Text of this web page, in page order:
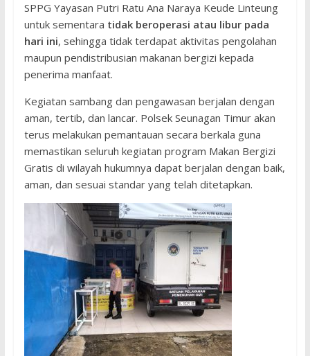
SPPG Yayasan Putri Ratu Ana Naraya Keude Linteung
untuk sementara tidak beroperasi atau libur pada
hari ini, sehingga tidak terdapat aktivitas pengolahan
maupun pendistribusian makanan bergizi kepada
penerima manfaat.
Kegiatan sambang dan pengawasan berjalan dengan
aman, tertib, dan lancar. Polsek Seunagan Timur akan
terus melakukan pemantauan secara berkala guna
memastikan seluruh kegiatan program Makan Bergizi
Gratis di wilayah hukumnya dapat berjalan dengan baik,
aman, dan sesuai standar yang telah ditetapkan.